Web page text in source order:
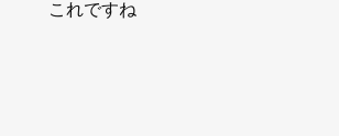
これですね